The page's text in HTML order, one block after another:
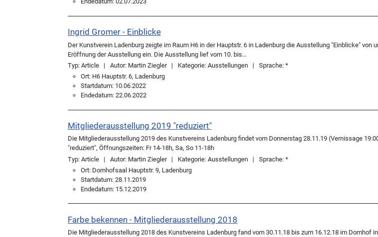
Ingrid Gromer - Einblicke
Der Kunstverein Ladenburg zeigte im Raum H6 in der Hauptstr. 6 in Ladenburg die Ausstellung "Einblicke"
Eröffnung der Ausstellung ein. Die Ausstellung lief vom 10. bis...
Typ:Article Autor:Martin Ziegler Kategorie:Ausstellungen Sprache:*
Ort: H6 Hauptstr. 6, Ladenburg
Startdatum: 10.06.2022
Endedatum: 22.06.2022
Mitgliederausstellung 2019 "reduziert"
Die Mitgliederausstellung 2019 des Kunstvereins Ladenburg findet vom Donnerstag 28.11.19 (Vernissage
"reduziert", Öffnungszeiten: Fr 14-18h, Sa, So 11-18h
Typ:Article Autor:Martin Ziegler Kategorie:Ausstellungen Sprache:*
Ort: Domhofsaal Hauptstr. 9, Ladenburg
Startdatum: 28.11.2019
Endedatum: 15.12.2019
Farbe bekennen - Mitgliederausstellung 2018
Die Mitgliederausstellung 2018 des Kunstvereins Ladenburg fand vom 30.11.18 bis zum 16.12.18 im Domhof